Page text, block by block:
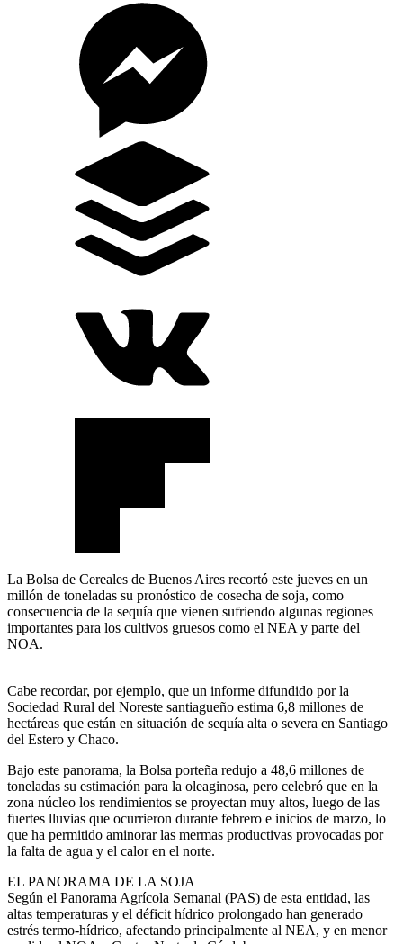
La Bolsa de Cereales de Buenos Aires recortó este jueves en un
millón de toneladas su pronóstico de cosecha de soja, como
consecuencia de la sequía que vienen sufriendo algunas regiones
importantes para los cultivos gruesos como el NEA y parte del
NOA.
Cabe recordar, por ejemplo, que un informe difundido por la
Sociedad Rural del Noreste santiagueño estima 6,8 millones de
hectáreas que están en situación de sequía alta o severa en Santiago
del Estero y Chaco.
Bajo este panorama, la Bolsa porteña redujo a 48,6 millones de
toneladas su estimación para la oleaginosa, pero celebró que en la
zona núcleo los rendimientos se proyectan muy altos, luego de las
fuertes lluvias que ocurrieron durante febrero e inicios de marzo, lo
que ha permitido aminorar las mermas productivas provocadas por
la falta de agua y el calor en el norte.
EL PANORAMA DE LA SOJA
Según el Panorama Agrícola Semanal (PAS) de esta entidad, las
altas temperaturas y el déficit hídrico prolongado han generado
estrés termo-hídrico, afectando principalmente al NEA, y en menor